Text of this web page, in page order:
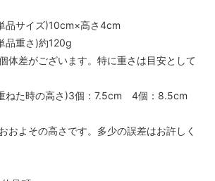
)10cm×高さ4cm
約120g
います。特に重さは目安として
さ)3個：7.5cm 4個：8.5cm
さです。多少の誤差はお許しく